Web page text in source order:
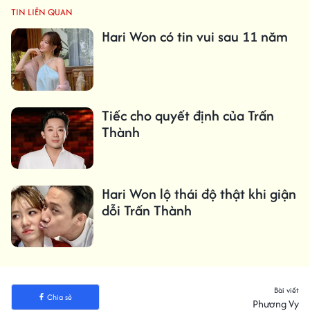
TIN LIÊN QUAN
Hari Won có tin vui sau 11 năm
Tiếc cho quyết định của Trấn
Thành
Hari Won lộ thái độ thật khi giận
dỗi Trấn Thành
Chia sẻ
Bài viết
Phương Vy